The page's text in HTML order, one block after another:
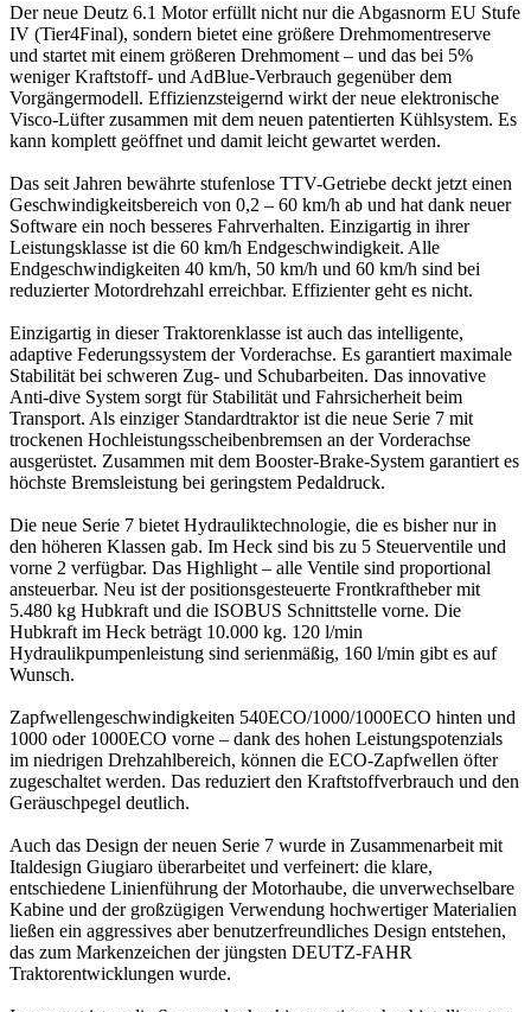
Der neue Deutz 6.1 Motor erfüllt nicht nur die Abgasnorm EU Stufe
IV (Tier4Final), sondern bietet eine größere Drehmomentreserve
und startet mit einem größeren Drehmoment – und das bei 5%
weniger Kraftstoff- und AdBlue-Verbrauch gegenüber dem
Vorgängermodell. Effizienzsteigernd wirkt der neue elektronische
Visco-Lüfter zusammen mit dem neuen patentierten Kühlsystem. Es
kann komplett geöffnet und damit leicht gewartet werden.
Das seit Jahren bewährte stufenlose TTV-Getriebe deckt jetzt einen
Geschwindigkeitsbereich von 0,2 – 60 km/h ab und hat dank neuer
Software ein noch besseres Fahrverhalten. Einzigartig in ihrer
Leistungsklasse ist die 60 km/h Endgeschwindigkeit. Alle
Endgeschwindigkeiten 40 km/h, 50 km/h und 60 km/h sind bei
reduzierter Motordrehzahl erreichbar. Effizienter geht es nicht.
Einzigartig in dieser Traktorenklasse ist auch das intelligente,
adaptive Federungssystem der Vorderachse. Es garantiert maximale
Stabilität bei schweren Zug- und Schubarbeiten. Das innovative
Anti-dive System sorgt für Stabilität und Fahrsicherheit beim
Transport. Als einziger Standardtraktor ist die neue Serie 7 mit
trockenen Hochleistungsscheibenbremsen an der Vorderachse
ausgerüstet. Zusammen mit dem Booster-Brake-System garantiert es
höchste Bremsleistung bei geringstem Pedaldruck.
Die neue Serie 7 bietet Hydrauliktechnologie, die es bisher nur in
den höheren Klassen gab. Im Heck sind bis zu 5 Steuerventile und
vorne 2 verfügbar. Das Highlight – alle Ventile sind proportional
ansteuerbar. Neu ist der positionsgesteuerte Frontkraftheber mit
5.480 kg Hubkraft und die ISOBUS Schnittstelle vorne. Die
Hubkraft im Heck beträgt 10.000 kg. 120 l/min
Hydraulikpumpenleistung sind serienmäßig, 160 l/min gibt es auf
Wunsch.
Zapfwellengeschwindigkeiten 540ECO/1000/1000ECO hinten und
1000 oder 1000ECO vorne – dank des hohen Leistungspotenzials
im niedrigen Drehzahlbereich, können die ECO-Zapfwellen öfter
zugeschaltet werden. Das reduziert den Kraftstoffverbrauch und den
Geräuschpegel deutlich.
Auch das Design der neuen Serie 7 wurde in Zusammenarbeit mit
Italdesign Giugiaro überarbeitet und verfeinert: die klare,
entschiedene Linienführung der Motorhaube, die unverwechselbare
Kabine und der großzügigen Verwendung hochwertiger Materialien
ließen ein aggressives aber benutzerfreundliches Design entstehen,
das zum Markenzeichen der jüngsten DEUTZ-FAHR
Traktorentwicklungen wurde.